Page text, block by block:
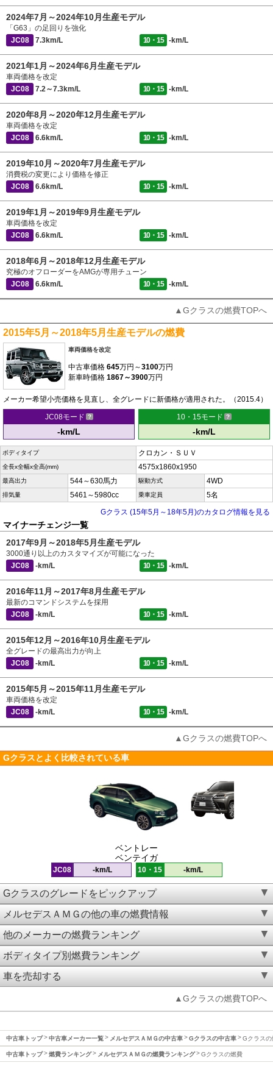
2024年7月～2024年10月生産モデル
「G63」の足回りを強化
JC08
7.3km/L 10・15 -km/L
2021年1月～2024年6月生産モデル
車両価格を改定
JC08
7.2～7.3km/L 10・15 -km/L
2020年8月～2020年12月生産モデル
車両価格を改定
JC08
6.6km/L 10・15 -km/L
2019年10月～2020年7月生産モデル
消費税の変更により価格を修正
JC08
6.6km/L 10・15 -km/L
2019年1月～2019年9月生産モデル
車両価格を改定
JC08
6.6km/L 10・15 -km/L
2018年6月～2018年12月生産モデル
究極のオフローダーをAMGが専用チューン
JC08
6.6km/L 10・15 -km/L
▲Gクラスの燃費TOPへ
2015年5月～2018年5月生産モデルの燃費
車両価格を改定
中古車価格 645万円～3100万円
新車時価格 1867～3900万円
メーカー希望小売価格を見直し、全グレードに新価格が適用された。（2015.4）
JC08モード
-km/L
10・15モード
-km/L
ボディタイプ クロカン・ＳＵＶ
全長x全幅x全高(mm) 4575x1860x1950
最高出力 544～630馬力 駆動方式 4WD
排気量 5461～5980cc 乗車定員
5名
Gクラス (15年5月～18年5月)のカタログ情報を見る
マイナーチェンジ一覧
2017年9月～2018年5月生産モデル
3000通り以上のカスタマイズが可能になった
JC08
-km/L 10・15 -km/L
2016年11月～2017年8月生産モデル
最新のコマンドシステムを採用
JC08
-km/L 10・15 -km/L
2015年12月～2016年10月生産モデル
全グレードの最高出力が向上
JC08
-km/L 10・15 -km/L
2015年5月～2015年11月生産モデル
車両価格を改定
JC08
-km/L 10・15 -km/L
▲Gクラスの燃費TOPへ
Gクラスとよく比較されている車
ベントレー
ベンテイガ
JC08 -km/L 10・15 -km/L
Gクラスのグレードをピックアップ
メルセデスＡＭＧの他の車の燃費情報
他のメーカーの燃費ランキング
ボディタイプ別燃費ランキング
車を売却する
▲Gクラスの燃費TOPへ
中古車トップ 中古車メーカー一覧 メルセデスＡＭＧの中古車 Gクラスの中古車 Gクラスの
中古車トップ 燃費ランキング メルセデスＡＭＧの燃費ランキング Gクラスの燃費